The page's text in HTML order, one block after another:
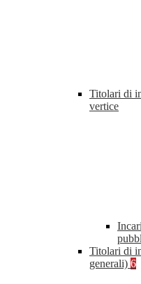
Titolari di
vertice
Titolari di
generali) 6